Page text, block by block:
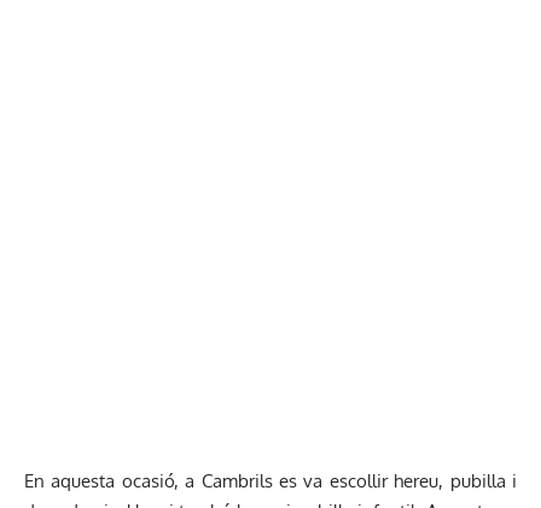
En aquesta ocasió, a Cambrils es va escollir hereu, pubilla i